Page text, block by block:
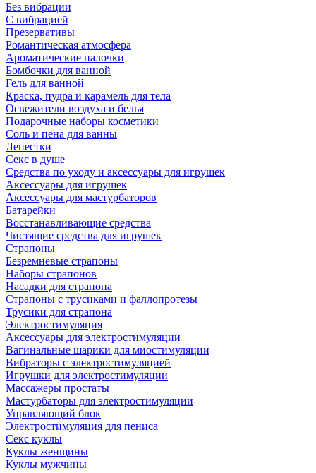
Без вибрации
С вибрацией
Презервативы
Романтическая атмосфера
Ароматические палочки
Бомбочки для ванной
Гель для ванной
Краска, пудра и карамель для тела
Освежители воздуха и белья
Подарочные наборы косметики
Соль и пена для ванны
Лепестки
Секс в душе
Средства по уходу и аксессуары для игрушек
Аксессуары для игрушек
Аксессуары для мастурбаторов
Батарейки
Восстанавливающие средства
Чистящие средства для игрушек
Страпоны
Безремневые страпоны
Наборы страпонов
Насадки для страпона
Страпоны с трусиками и фаллопротезы
Трусики для страпона
Электростимуляция
Аксессуары для электростимуляции
Вагинальные шарики для миостимуляции
Вибраторы с электростимуляцией
Игрушки для электростимуляции
Массажеры простаты
Мастурбаторы для электростимуляции
Управляющий блок
Электростимуляция для пениса
Секс куклы
Куклы женщины
Куклы мужчины